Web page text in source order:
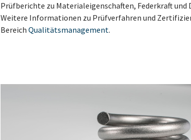
Prüfberichte zu Materialeigenschaften, Federkraft und
Weitere Informationen zu Prüfverfahren und
Bereich Qualitätsmanagement.